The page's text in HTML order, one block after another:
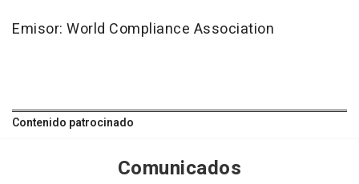
Emisor: World Compliance Association
Contenido patrocinado
Comunicados